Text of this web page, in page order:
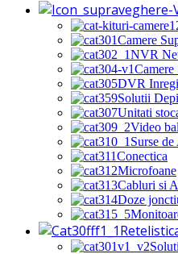
Camere
NVR
Camere
DVR
Solutii
Unitati
Video
Surse
Conectica
Microfoane
Cabluri si
Doze